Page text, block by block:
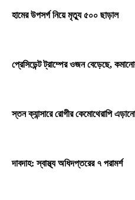
হামের উপসর্গ নিয়ে মৃত্যু ৫০০ ছাড়াল
প্রেসিডেন্ট ট্রাম্পের ওজন বেড়েছে,
স্তন ক্যান্সারে রোগীর কেমোথেরাপি
দাবদাহ: স্বাস্থ্য অধিদপ্তরের ৭ পরামর্শ